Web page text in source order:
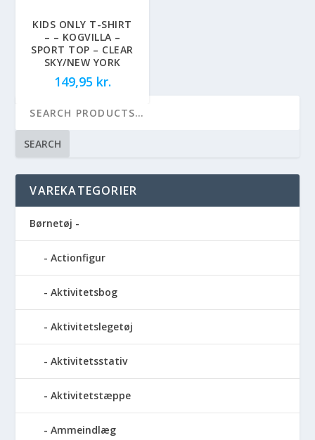
KIDS ONLY T-SHIRT
– – KOGVILLA –
SPORT TOP – CLEAR
SKY/NEW YORK
149,95 kr.
SEARCH
VAREKATEGORIER
Børnetøj -
Actionfigur
Aktivitetsbog
Aktivitetslegetøj
Aktivitetsstativ
Aktivitetstæppe
Ammeindlæg